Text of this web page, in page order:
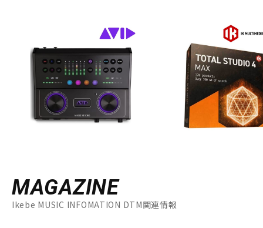
MAGAZINE
Ikebe MUSIC INFOMATION DTM関連情報